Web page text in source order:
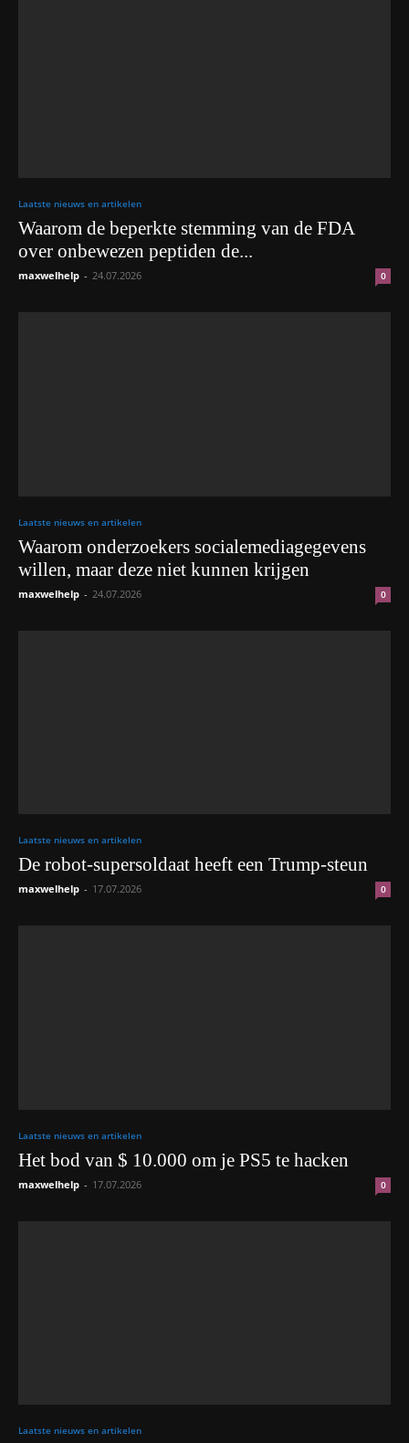
Laatste nieuws en artikelen
Waarom de beperkte stemming van de FDA
over onbewezen peptiden de...
maxwelhelp - 24.07.2026 0
Laatste nieuws en artikelen
Waarom onderzoekers socialemediagegevens
willen, maar deze niet kunnen krijgen
maxwelhelp - 24.07.2026 0
Laatste nieuws en artikelen
De robot-supersoldaat heeft een Trump-steun
maxwelhelp - 17.07.2026 0
Laatste nieuws en artikelen
Het bod van $ 10.000 om je PS5 te hacken
maxwelhelp - 17.07.2026 0
Laatste nieuws en artikelen